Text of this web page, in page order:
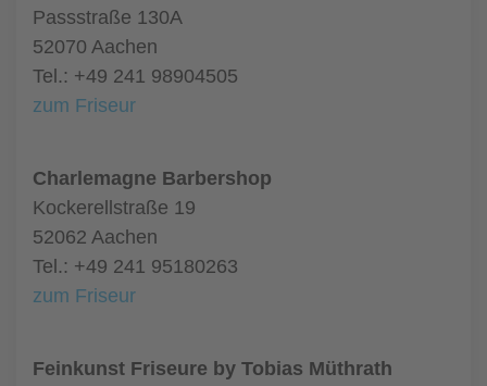
Passstraße 130A
52070 Aachen
Tel.: +49 241 98904505
zum Friseur
Charlemagne Barbershop
Kockerellstraße 19
52062 Aachen
Tel.: +49 241 95180263
zum Friseur
Feinkunst Friseure by Tobias Müthrath